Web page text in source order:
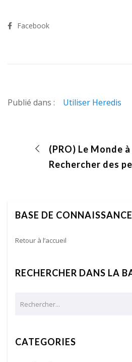
Facebook
Publié dans : Utiliser Heredis
Rechercher des
BASE DE CONNAISSANCE
Retour à l’accueil
RECHERCHER DANS LA
CATEGORIES